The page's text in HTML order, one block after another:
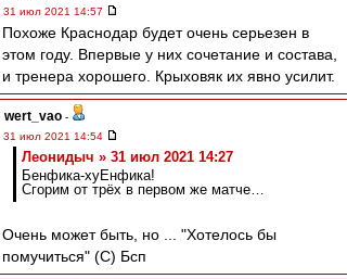
31 июл 2021 14:57
Похоже Краснодар будет очень серьезен в
этом году. Впервые у них сочетание и состава,
и тренера хорошего. Крыховяк их явно усилит.
wert_vao -
31 июл 2021 14:54
Леонидыч » 31 июл 2021 14:27
Бенфика-хуЕнфика!
Сгорим от трёх в первом же матче…
Очень может быть, но ... "Хотелось бы
помучиться" (С) Бсп